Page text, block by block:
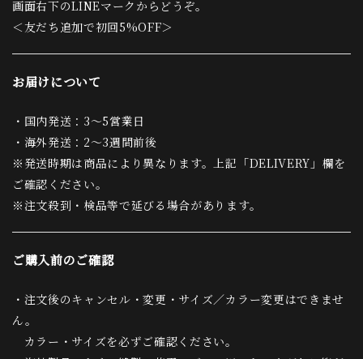
画面右下のLINEマークからどうぞ。
＜友だち追加で初回5%OFF＞
お届けについて
・国内発送：3〜5営業日
・海外発送：2〜3週間前後
※発送時期は商品により異なります。上記「DELIVERY」欄を
ご確認ください。
※注文殺到・検品等で延びる場合があります。
ご購入前のご確認
・注文後のキャンセル・変更・サイズ／カラー変更はできませ
ん。
カラー・サイズを必ずご確認ください。